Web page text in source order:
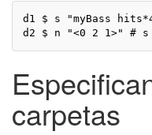
d1 $ s "myBass
d2 $ n "<0 2 1>" #
carpetas